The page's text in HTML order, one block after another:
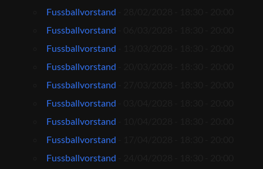
Fussballvorstand
Fussballvorstand
Fussballvorstand
Fussballvorstand
Fussballvorstand
Fussballvorstand
Fussballvorstand
Fussballvorstand
Fussballvorstand